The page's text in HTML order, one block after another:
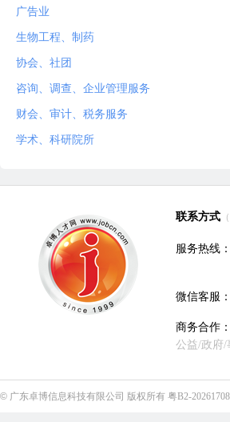
广告业
生物工程、制药
协会、社团
咨询、调查、企业管理服务
财会、审计、税务服务
学术、科研院所
联系方式
服务热线
微信客服：
商务合作：
公益/政府/
© 广东卓博信息科技有限公司 版权所有 粤B2-20261708